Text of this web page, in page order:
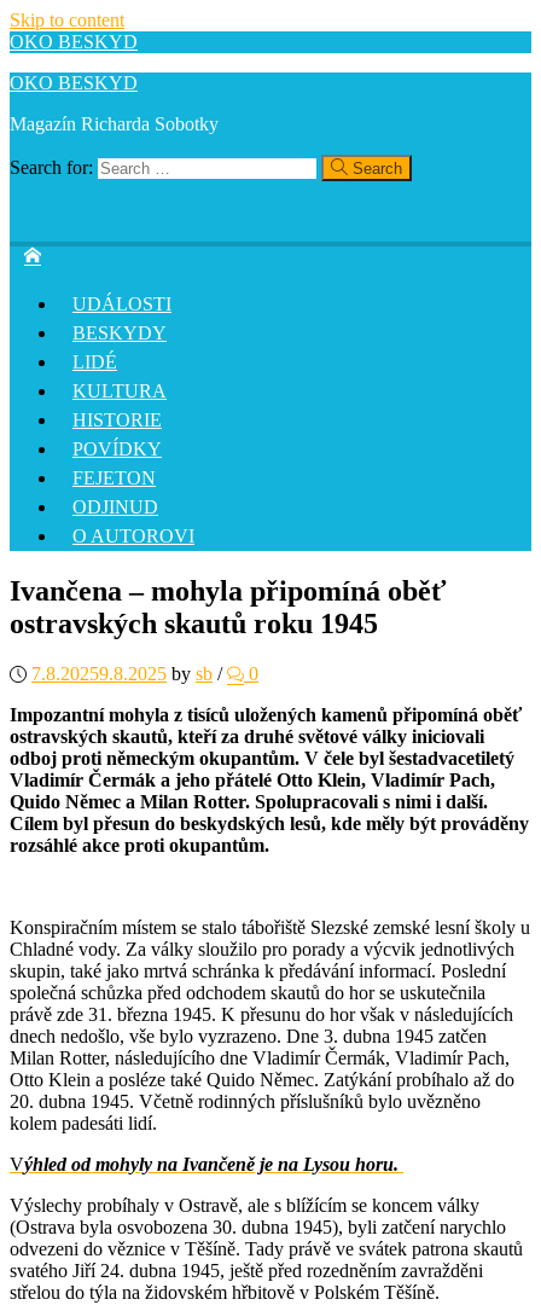
Skip to content
OKO BESKYD
OKO BESKYD
Magazín Richarda Sobotky
Search for: Search
UDÁLOSTI
BESKYDY
LIDÉ
KULTURA
HISTORIE
POVÍDKY
FEJETON
ODJINUD
O AUTOROVI
Ivančena – mohyla připomíná oběť
ostravských skautů roku 1945
7.8.20259.8.2025 by sb /
0
Impozantní mohyla z tisíců uložených kamenů připomíná oběť
ostravských skautů, kteří za druhé světové války iniciovali
odboj proti německým okupantům. V čele byl šestadvacetiletý
Vladimír Čermák a jeho přátelé Otto Klein, Vladimír Pach,
Quido Němec a Milan Rotter. Spolupracovali s nimi i další.
Cílem byl přesun do beskydských lesů, kde měly být prováděny
rozsáhlé akce proti okupantům.
Konspiračním místem se stalo tábořiště Slezské zemské lesní školy u
Chladné vody. Za války sloužilo pro porady a výcvik jednotlivých
skupin, také jako mrtvá schránka k předávání informací. Poslední
společná schůzka před odchodem skautů do hor se uskutečnila
právě zde 31. března 1945. K přesunu do hor však v následujících
dnech nedošlo, vše bylo vyzrazeno. Dne 3. dubna 1945 zatčen
Milan Rotter, následujícího dne Vladimír Čermák, Vladimír Pach,
Otto Klein a posléze také Quido Němec. Zatýkání probíhalo až do
20. dubna 1945. Včetně rodinných příslušníků bylo uvězněno
kolem padesáti lidí.
Výhled od mohyly na Ivančeně je na Lysou horu.
Výslechy probíhaly v Ostravě, ale s blížícím se koncem války
(Ostrava byla osvobozena 30. dubna 1945), byli zatčení narychlo
odvezeni do věznice v Těšíně. Tady právě ve svátek patrona skautů
svatého Jiří 24. dubna 1945, ještě před rozedněním zavražděni
střelou do týla na židovském hřbitově v Polském Těšíně.